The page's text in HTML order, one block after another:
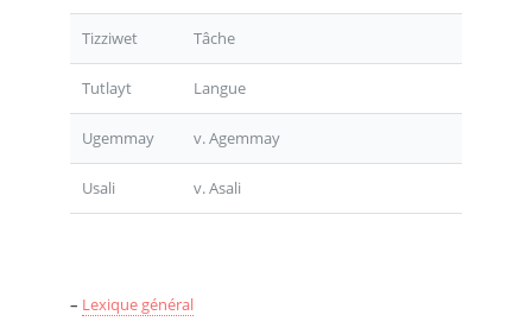
Tizziwet Tâche
Tutlayt Langue
Ugemmay v. Agemmay
Usali v. Asali
– Lexique général